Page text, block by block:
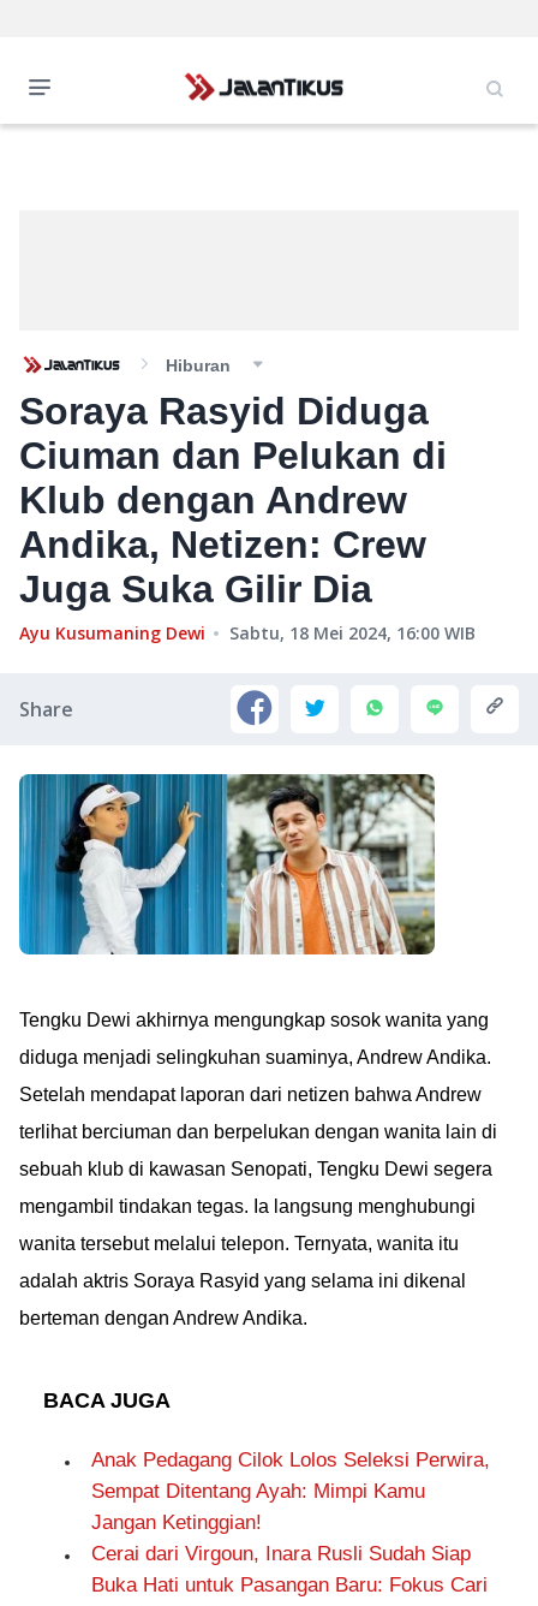
Hiburan
Soraya Rasyid Diduga
Ciuman dan Pelukan di
Klub dengan Andrew
Andika, Netizen: Crew
Juga Suka Gilir Dia
Ayu Kusumaning Dewi Sabtu, 18 Mei 2024, 16:00 WIB
Share
Tengku Dewi akhirnya mengungkap sosok wanita yang
diduga menjadi selingkuhan suaminya, Andrew Andika.
Setelah mendapat laporan dari netizen bahwa Andrew
terlihat berciuman dan berpelukan dengan wanita lain di
sebuah klub di kawasan Senopati, Tengku Dewi segera
mengambil tindakan tegas. Ia langsung menghubungi
wanita tersebut melalui telepon. Ternyata, wanita itu
adalah aktris Soraya Rasyid yang selama ini dikenal
berteman dengan Andrew Andika.
BACA JUGA
Anak Pedagang Cilok Lolos Seleksi Perwira,
Sempat Ditentang Ayah: Mimpi Kamu
Jangan Ketinggian!
Cerai dari Virgoun, Inara Rusli Sudah Siap
Buka Hati untuk Pasangan Baru: Fokus Cari